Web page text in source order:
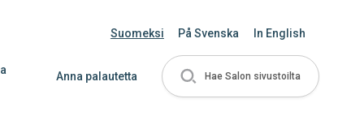
Suomeksi På Svenska In English
Anna palautetta Hae Salon sivustoilta